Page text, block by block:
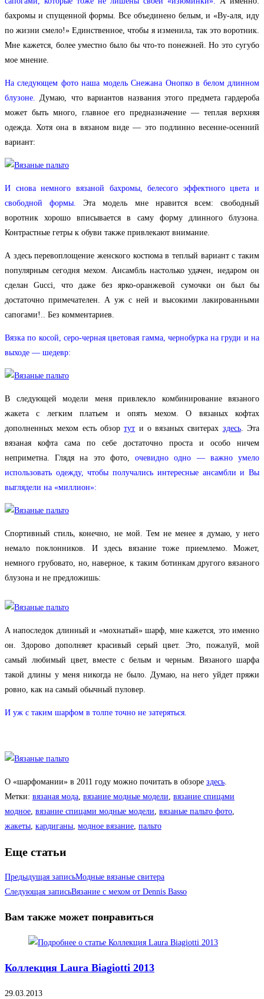
бахромы и спущенной формы. Все объединено белым, и «Ву-аля, иду
по жизни смело!» Единственное, чтобы я изменила, так это воротник.
Мне кажется, более уместно было бы что-то понежней. Но это сугубо
мое мнение.
На следующем фото наша модель Снежана Онопко в белом длинном
блузоне. Думаю, что вариантов названия этого предмета гардероба
может быть много, главное его предназначение — теплая верхняя
одежда. Хотя она в вязаном виде — это подлинно весенне-осенний
вариант:
И снова немного вязаной бахромы, белесого эффектного цвета и
свободной формы. Эта модель мне нравится всем: свободный
воротник хорошо вписывается в саму форму длинного блузона.
Контрастные гетры к обуви также привлекают внимание.
А здесь перевоплощение женского костюма в теплый вариант с таким
популярным сегодня мехом. Ансамбль настолько удачен, недаром он
сделан Gucci, что даже без ярко-оранжевой сумочки он был бы
достаточно примечателен. А уж с ней и высокими лакированными
сапогами!.. Без комментариев.
Вязка по косой, серо-черная цветовая гамма, чернобурка на груди и на
выходе — шедевр:
В следующей модели меня привлекло комбинирование вязаного
жакета с легким платьем и опять мехом. О вязаных кофтах
дополненных мехом есть обзортут и о вязаных свитерах здесь. Эта
вязаная кофта сама по себе достаточно проста и особо ничем
неприметна. Глядя на это фото,очевидно одно — важно умело
использовать одежду, чтобы получались интересные ансамбли и Вы
выглядели на «миллион»:
Спортивный стиль, конечно, не мой. Тем не менее я думаю, у него
немало поклонников. И здесь вязание тоже приемлемо. Может,
немного грубовато, но, наверное, к таким ботинкам другого вязаного
блузона и не предложишь:
А напоследок длинный и «мохнатый» шарф, мне кажется, это именно
он. Здорово дополняет красивый серый цвет. Это, пожалуй, мой
самый любимый цвет, вместе с белым и черным. Вязаного шарфа
такой длины у меня никогда не было. Думаю, на него уйдет пряжи
ровно, как на самый обычный пуловер.
И уж с таким шарфом в толпе точно не затеряться.
О «шарфомании» в 2011 году можно почитать в обзоре здесь.
Метки: вязаная мода, вязание модные модели, вязание спицами
модное, вязание спицами модные модели, вязаные пальто фото,
жакеты, кардиганы, модное вязание, пальто
Еще статьи
Предыдущая записьМодные вязаные свитера
Следующая записьВязание с мехом от Dennis Basso
Вам также может понравиться
Коллекция Laura Biagiotti 2013
29.03.2013